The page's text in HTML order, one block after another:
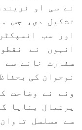
نے سی او
تشکیل دی، جس
اور سب
انہوں نے
سفارت خانے سے
نوجوان کی
ونے نے وضاحت
یرغمال بنایا
سے مسلسل